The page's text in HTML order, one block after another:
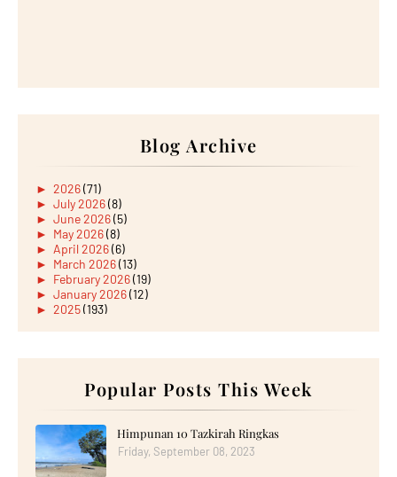
Blog Archive
► 2026(71)
► July 2026(8)
► June 2026(5)
► May 2026(8)
► April 2026(6)
► March 2026(13)
► February 2026(19)
► January 2026(12)
► 2025(193)
August 2025(18)
July 2025(15)
June 2025(12)
►May 2025 (18)
►April 2025
(8)
►March 2025 (19)
Popular Posts This Week
Himpunan 10 Tazkirah Ringkas
Friday, September 08, 2023